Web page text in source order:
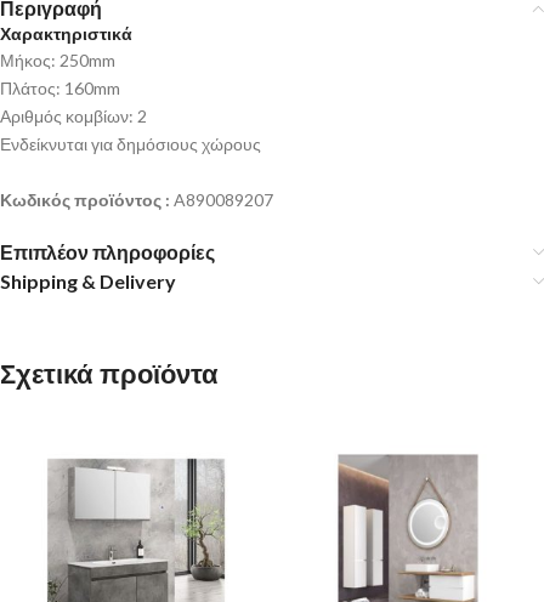
Περιγραφή
Χαρακτηριστικά
Μήκος: 250mm
Πλάτος: 160mm
Αριθμός κομβίων: 2
Ενδείκνυται για δημόσιους χώρους
Κωδικός προϊόντος : A890089207
Επιπλέον πληροφορίες
Shipping & Delivery
Σχετικά προϊόντα